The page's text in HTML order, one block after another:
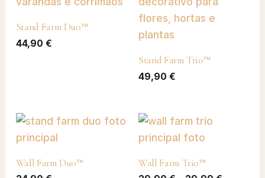
Stand Farm Duo™
44,90 €
Stand Farm Trio™
49,90 €
Wall Farm Duo™ Wall Farm Trio™